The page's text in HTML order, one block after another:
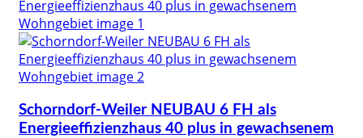
Schorndorf-Weiler NEUBAU 6 FH als
Energieeffizienzhaus 40 plus in gewachsenem